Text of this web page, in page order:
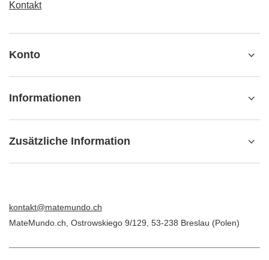
Kontakt
Konto
Informationen
Zusätzliche Information
kontakt@matemundo.ch
MateMundo.ch Ostrowskiego 9/129 53-238 Breslau (Polen)